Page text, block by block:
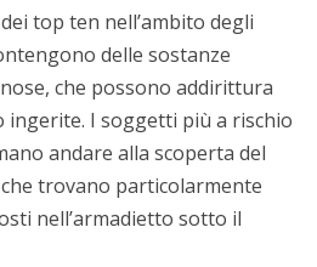
top ten nell’ambito degli
delle sostanze
che possono addirittura
ingerite. I soggetti più a rischio
andare alla scoperta del
trovano particolarmente
nell’armadietto sotto il